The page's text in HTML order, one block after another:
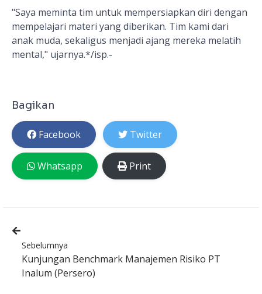
"Saya meminta tim untuk mempersiapkan diri dengan
mempelajari materi yang diberikan. Tim kami dari
anak muda, sekaligus menjadi ajang mereka melatih
mental," ujarnya.*/isp.-
Bagikan
Facebook Twitter
Whatsapp Print
Sebelumnya
Kunjungan Benchmark Manajemen Risiko PT
Inalum (Persero)